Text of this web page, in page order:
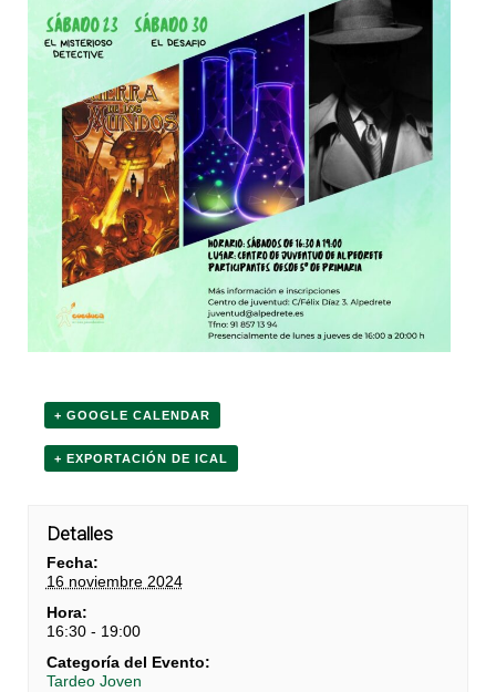
+ GOOGLE CALENDAR
+ EXPORTACIÓN DE ICAL
Detalles
Fecha:
16 noviembre 2024
Hora:
16:30 - 19:00
Categoría del Evento:
Tardeo Joven